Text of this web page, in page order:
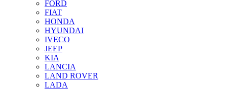
FORD
FIAT
HONDA
HYUNDAI
IVECO
JEEP
KIA
LANCIA
LAND ROVER
LADA